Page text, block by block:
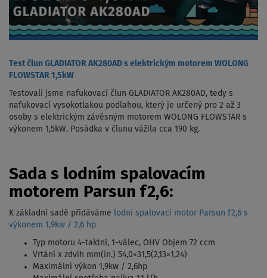
Test člun GLADIATOR AK280AD s elektrickým motorem WOLONG
FLOWSTAR 1,5kW
Testovali jsme nafukovací člun GLADIATOR AK280AD, tedy s
nafukovací vysokotlakou podlahou, který je určený pro 2 až 3
osoby s elektrickým závěsným motorem WOLONG FLOWSTAR s
výkonem 1,5kW. Posádka v člunu vážila cca 190 kg.
Sada s lodním spalovacím
motorem Parsun f2,6:
K základní sadě přidáváme lodní spalovací motor Parsun f2,6 s
výkonem 1,9kw / 2,6 hp
Typ motoru 4-taktní, 1-válec, OHV Objem 72 ccm
Vrtání x zdvih mm(in.) 54,0×31,5(2,13×1,24)
Maximální výkon 1,9kw / 2,6hp